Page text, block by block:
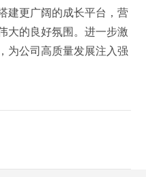
建更广阔的成长平台，营
大的良好氛围。进一步激
为公司高质量发展注入强